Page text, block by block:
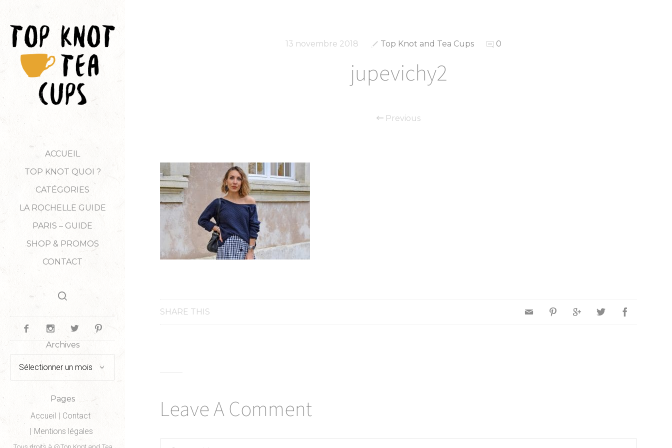
ACCUEIL
TOP KNOT QUOI ?
CATÉGORIES
LA ROCHELLE GUIDE
PARIS – GUIDE
SHOP & PROMOS
CONTACT
Archives
Archives
Pages
Accueil
Contact
Mentions légales
13 novembre 2018 Top Knot and Tea Cups 0
jupevichy2
Previous
SHARE THIS
Leave A Comment